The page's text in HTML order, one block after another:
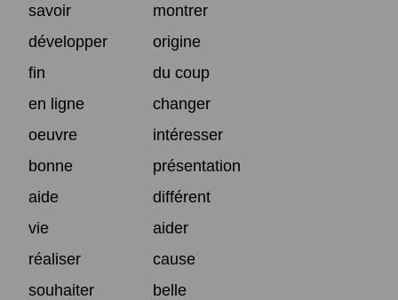
savoir
montrer
développer
origine
fin
du coup
en ligne
changer
oeuvre
intéresser
bonne
présentation
aide
différent
vie
aider
réaliser
cause
souhaiter
belle